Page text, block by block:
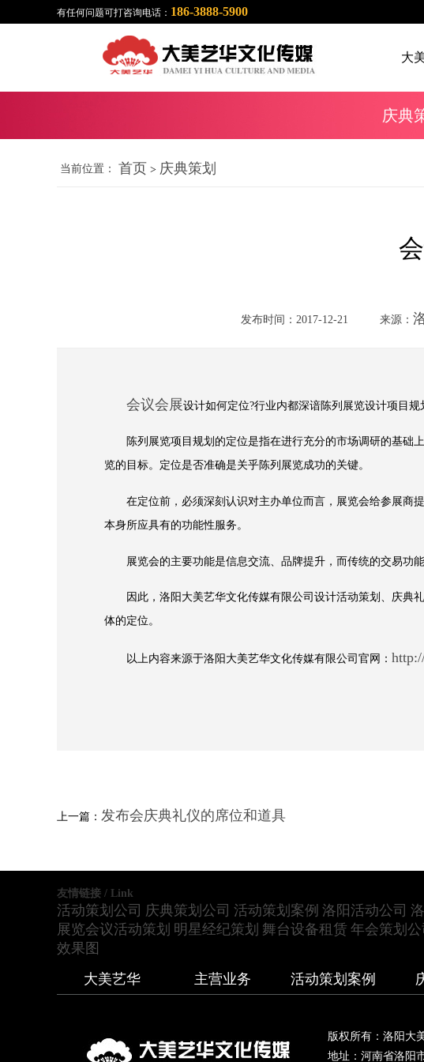
有任何问题可打咨询电话： 186-3888-5900
大
庆典
当前位置： 首页 > 庆典策划
发布时间：2017-12-21 来源：
会议会展设计如何定位?行业内都深谙陈列展览设计项目规
陈列展览项目规划的定位是指在进行充分的市场调研的基础上
览的目标。定位是否准确是关乎陈列展览成功的关键。
在定位前，必须深刻认识对主办单位而言，展览会给参展商提
本身所应具有的功能性服务。
展览会的主要功能是信息交流、品牌提升，而传统的交易功能
因此，洛阳大美艺华文化传媒有限公司设计活动策划、庆典礼
体的定位。
以上内容来源于洛阳大美艺华文化传媒有限公司官网：
上一篇： 发布会庆典礼仪的席位和道具
友情链接 / Link
活动策划公司 庆典策划公司 活动策划案例 洛阳活动公司
展览会议活动策划 明星经纪策划 舞台设备租赁 年会策划公
效果图
大美艺华
主营业务 活动策划案例
版权所有：洛阳大
地址：河南省洛阳